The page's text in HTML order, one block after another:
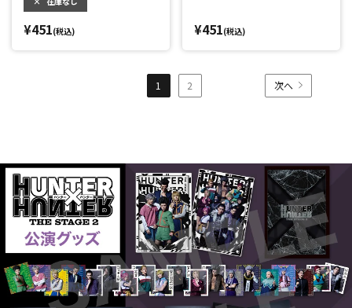
¥451(税込) ¥451(税込)
1 2 次へ